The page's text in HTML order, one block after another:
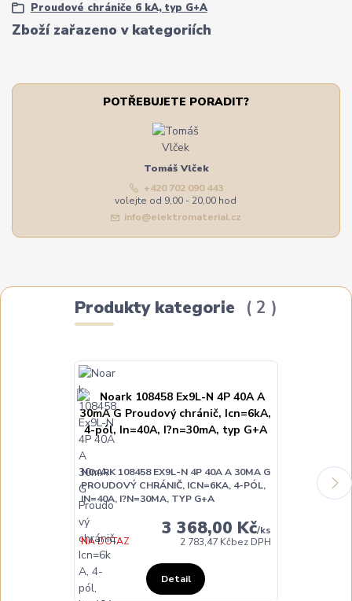
Zboží zařazeno v kategoriích
Proudové chrániče 6 kA, typ G+A
POTŘEBUJETE PORADIT?
Tomáš Vlček
+420 702 090 443
volejte od 9,00 - 20,00 hod
info@elektromaterial.cz
Produkty kategorie 2
NOARK 108458 EX9L-N 4P 40A A 30MA G
PROUDOVÝ CHRÁNIČ, ICN=6KA, 4-PÓL,
IN=40A, I?N=30MA, TYP G+A
3 368,00 Kč/ks
2 783,47 Kčbez DPH
NA DOTAZ
Detail
NOARK
PROUDOVÝ
IN=63A,